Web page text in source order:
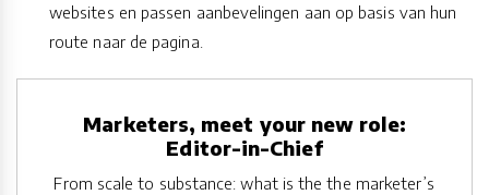
websites en passen aanbevelingen aan op basis van hun
route naar de pagina.
Marketers, meet your new role:
Editor-in-Chief
From scale to substance: what is the the marketer’s